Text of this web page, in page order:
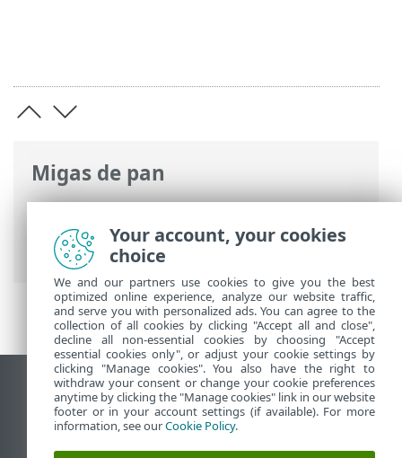
Migas de pan
Ayuda en línea de ESET>ESET Endpoint
Security >Configuración avanzada>
Notificaciones> Alertas interactivas
Ver sitio del escritorio
End of Life
Base de conocimiento de ESET
Your account, your cookies
choice
We and our partners use cookies to give you the best
optimized online experience, analyze our website traffic,
and serve you with personalized ads. You can agree to the
collection of all cookies by clicking "Accept all and close",
decline all non-essential cookies by choosing "Accept
essential cookies only", or adjust your cookie settings by
clicking "Manage cookies". You also have the right to
withdraw your consent or change your cookie preferences
anytime by clicking the "Manage cookies" link in our website
footer or in your account settings (if available). For more
information, see ourCookie Policy.